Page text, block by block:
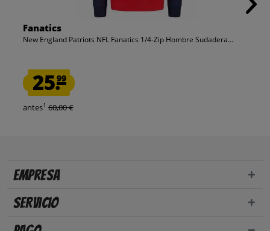
Fanatics
New England Patriots NFL Fanatics 1/4-Zip Hombre Sudadera...
25.99
antes1 60,00 €
Empresa
Servicio